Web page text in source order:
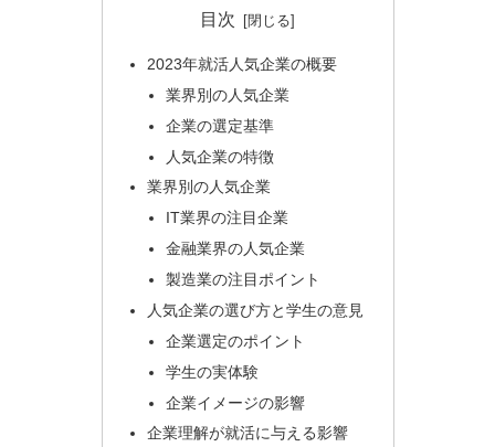
目次
2023年就活人気企業の概要
業界別の人気企業
企業の選定基準
人気企業の特徴
業界別の人気企業
IT業界の注目企業
金融業界の人気企業
製造業の注目ポイント
人気企業の選び方と学生の意見
企業選定のポイント
学生の実体験
企業イメージの影響
企業理解が就活に与える影響